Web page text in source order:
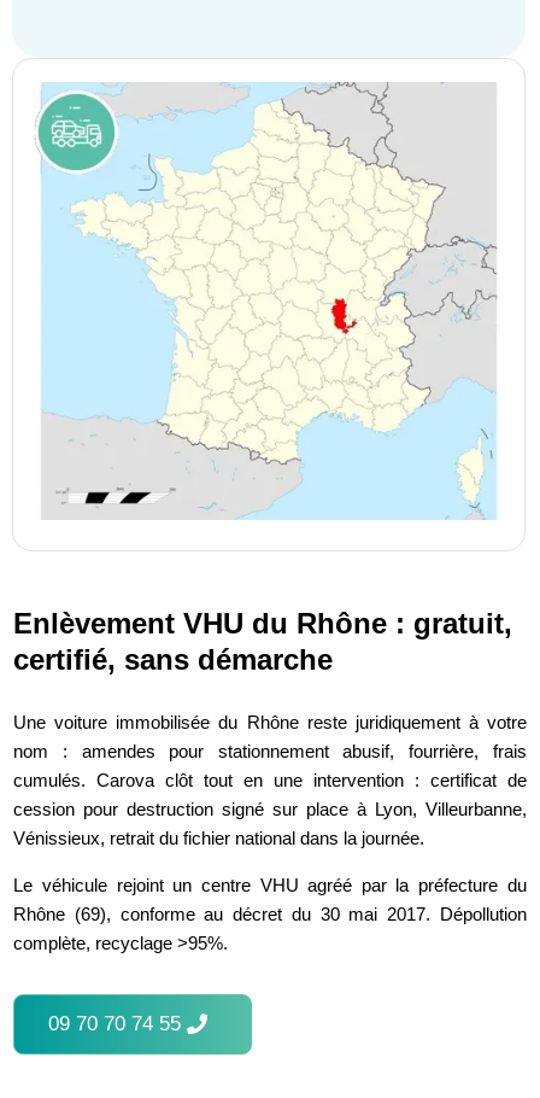
Enlèvement VHU du Rhône : gratuit,
certifié, sans démarche
Une voiture immobilisée du Rhône reste juridiquement à votre
nom : amendes pour stationnement abusif, fourrière, frais
cumulés. Carova clôt tout en une intervention : certificat de
cession pour destruction signé sur place à Lyon, Villeurbanne,
Vénissieux, retrait du fichier national dans la journée.
Le véhicule rejoint un centre VHU agréé par la préfecture du
Rhône (69), conforme au décret du 30 mai 2017. Dépollution
complète, recyclage >95%.
09 70 70 74 55